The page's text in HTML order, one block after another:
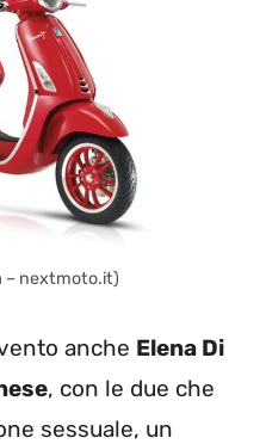
– nextmoto.it)
anche Elena Di
, con le due che
sessuale, un